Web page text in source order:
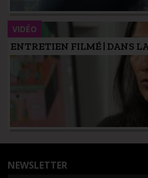
ENTRETIEN FILMÉ | DANS
VIDÉO
NEWSLETTER